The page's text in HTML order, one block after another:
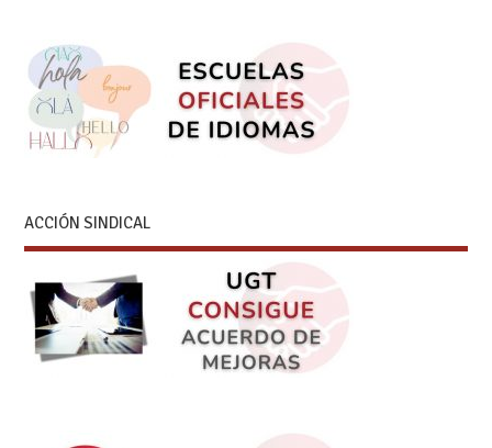
ACCIÓN SINDICAL